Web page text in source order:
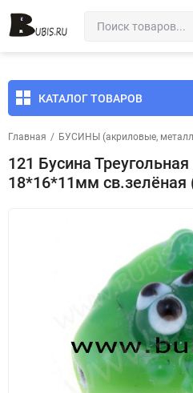
КАТАЛОГ ТОВАРОВ
Главная / БУСИНЫ (акриловые,
121 Бусина
18*16*11мм св.зелёная